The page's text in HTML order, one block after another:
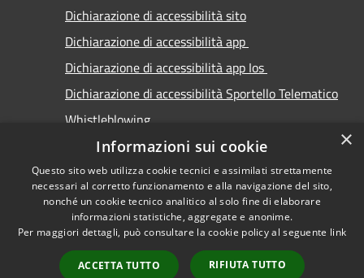
Dichiarazione di accessibilità sito
Dichiarazione di accessibilità app
Dichiarazione di accessibilità app Ios
Dichiarazione di accessibilità Sportello Telematico
Whistleblowing
Accessibilità
Copyright © 2026 • Comune di
Carimate • Powered by
Municipium•
Accesso
×
Informazioni sui cookie
Questo sito web utilizza cookie tecnici e assimilati strettamente
necessari al corretto funzionamento e alla navigazione del sito,
nonché un cookie tecnico analitico al solo fine di elaborare
informazioni statistiche, aggregate e anonime.
Per maggiori dettagli, può consultare la cookie policy al seguente link
ACCETTA TUTTO RIFIUTA TUTTO